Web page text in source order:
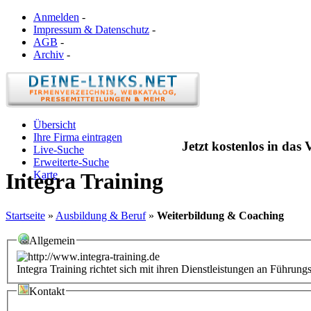
Anmelden -
Impressum & Datenschutz -
AGB -
Archiv -
Übersicht
Ihre Firma eintragen
Live-Suche
Erweiterte-Suche
Karte
Jetzt kostenlos in das
Integra Training
Startseite » Ausbildung & Beruf» Weiterbildung & Coaching
Allgemein
Integra Training richtet sich mit ihren Dienstleistungen an
Kontakt